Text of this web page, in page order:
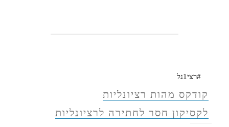
#רצי1נל
קודקס מהות רציונליות
לקסיקון חסר לחתירה לרציונליות